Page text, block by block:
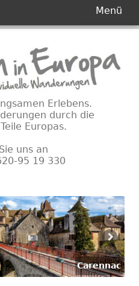
Erlebens.
durch die
Europas.
uns an
95 19 330
Menü
Carennac